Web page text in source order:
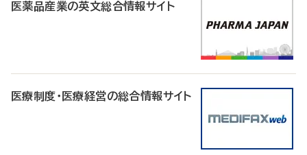
医薬品産業の英文総合情報サイト
医療制度・医療経営の総合情報サイト